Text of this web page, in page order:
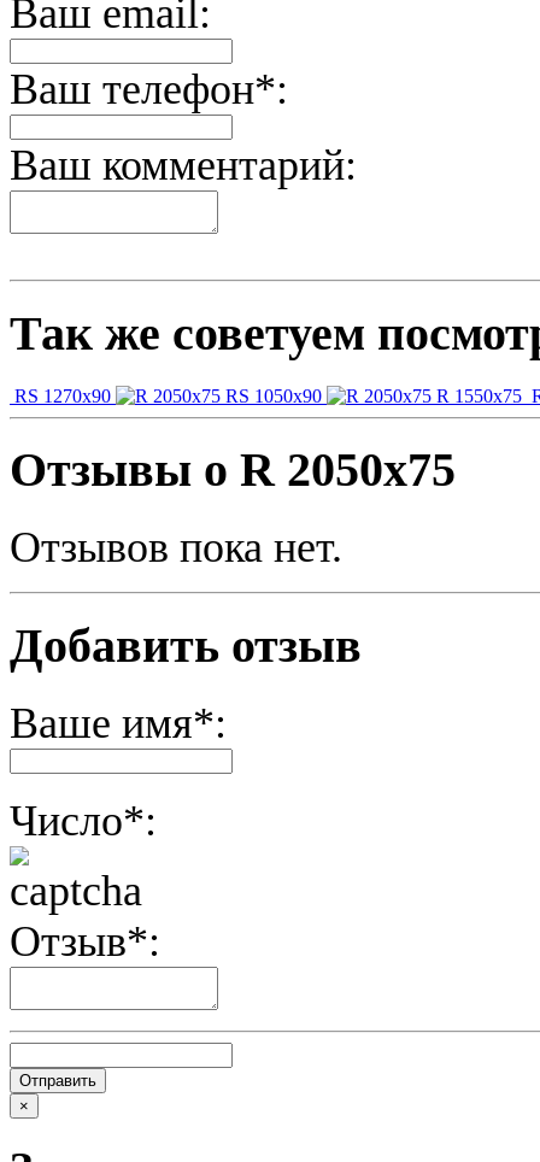
Ваш email:
Ваш телефон*:
Ваш комментарий:
Так же советуем
RS 1270x90 RS 1050x90 R 1550x75
Отзывы о R 2050x75
Отзывов пока нет.
Добавить отзыв
Ваше имя*:
Число*:
Отзыв*:
×